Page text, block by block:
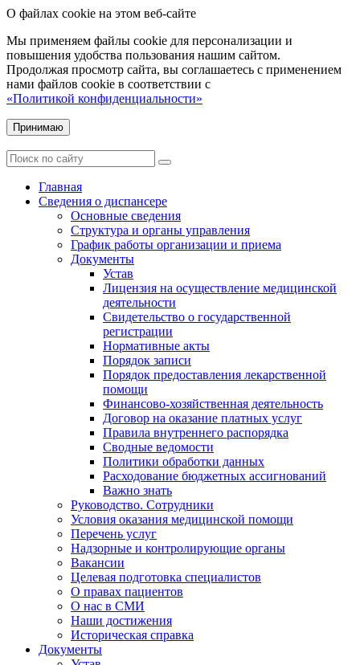
О файлах cookie на этом веб-сайте
Мы применяем файлы cookie для персонализации и
повышения удобства пользования нашим сайтом.
Продолжая просмотр сайта, вы соглашаетесь с применением
нами файлов cookie в соответствии с
«Политикой конфиденциальности»
Принимаю
Главная
Сведения о диспансере
Основные сведения
Структура и органы управления
График работы организации и приема
Документы
Устав
Лицензия на осуществление медицинской
деятельности
Свидетельство о государственной
регистрации
Нормативные акты
Порядок записи
Порядок предоставления лекарственной
помощи
Финансово-хозяйственная деятельность
Договор на оказание платных услуг
Правила внутреннего распорядка
Сводные ведомости
Политики обработки данных
Расходование бюджетных ассигнований
Важно знать
Руководство. Сотрудники
Условия оказания медицинской помощи
Перечень услуг
Надзорные и контролирующие органы
Вакансии
Целевая подготовка специалистов
О правах пациентов
О нас в СМИ
Наши достижения
Историческая справка
Документы